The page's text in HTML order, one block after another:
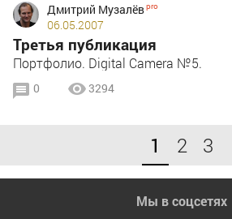
Дмитрий Музалёв
06.05.2007
Третья публикация
Портфолио. Digital Camera №5.
0 3294
1 2 3
Мы в соцсетях